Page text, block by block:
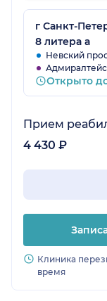
но долго
г Санкт-
8 литера а
Невский
Открыто
Прием
4 430 ₽
Клиника
время